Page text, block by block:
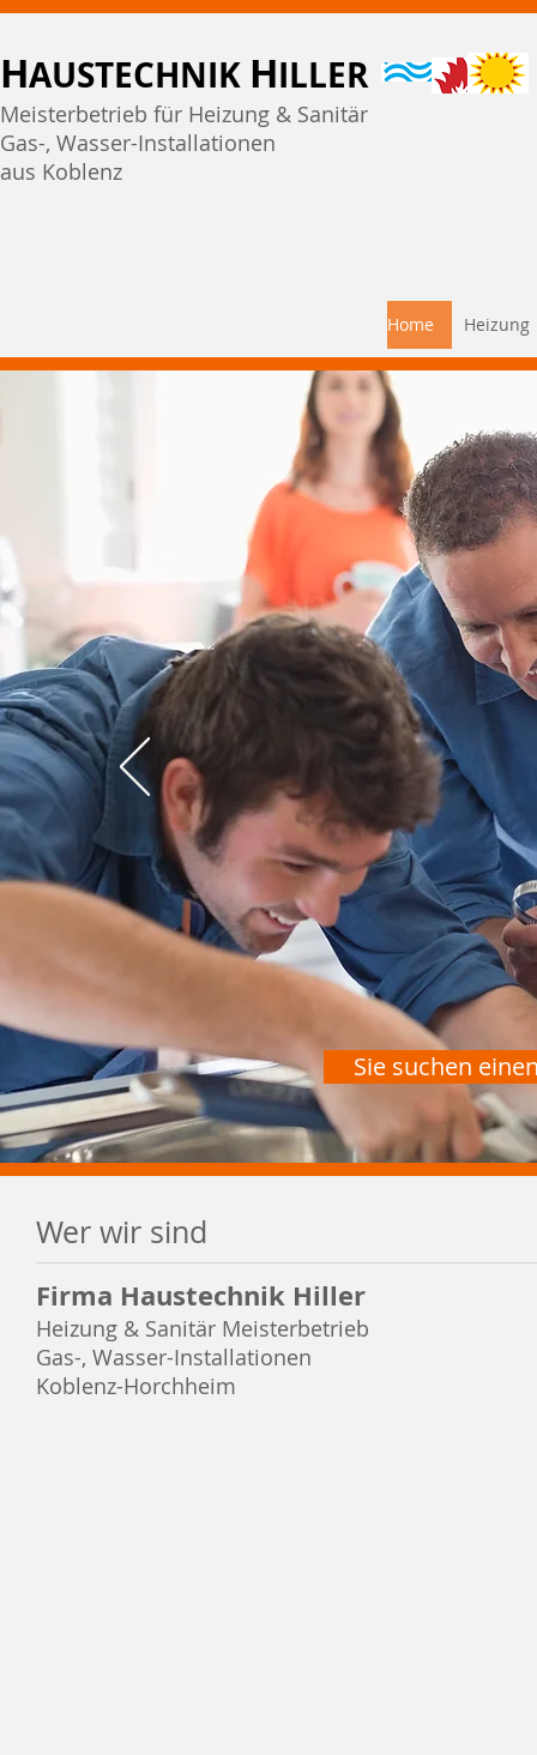
HAUSTECHNIK HILLER
Meisterbetrieb für Heizung & Sanitär
Gas-, Wasser-Installationen
aus Koblenz
Home Heizung
Sie suchen
Wer wir sind
Firma Haustechnik Hiller
Heizung & Sanitär Meisterbetrieb
Gas-, Wasser-Installationen
Koblenz-Horchheim